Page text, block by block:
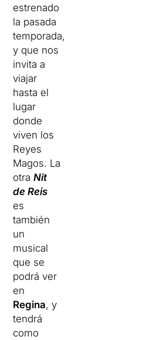
estrenado
la pasada
temporada,
y que nos
invita a
viajar
hasta el
lugar
donde
viven los
Reyes
Magos. La
otraNit
de Reis
es
también
un
musical
que se
podrá ver
en
Regina, y
tendrá
como